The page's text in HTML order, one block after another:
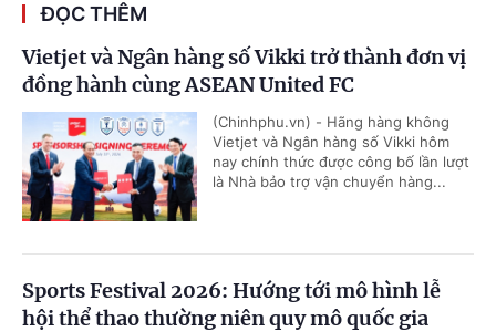
ĐỌC THÊM
Vietjet và Ngân hàng số Vikki trở thành đơn vị
đồng hành cùng ASEAN United FC
(Chinhphu.vn) - Hãng hàng không
Vietjet và Ngân hàng số Vikki hôm
nay chính thức được công bố lần lượt
là Nhà bảo trợ vận chuyển hàng...
Sports Festival 2026: Hướng tới mô hình lễ
hội thể thao thường niên quy mô quốc gia